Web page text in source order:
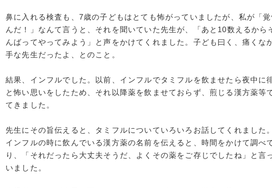
鼻に入れる検査も、7歳の子どもはとても怖がっていましたが、私が「
んだ！」なんて言うと、それを聞いていた先生が、「あと10数えるから
んばってやってみよう」と声をかけてくれました。子ども曰く、痛くな
手な先生だったよ、とのこと。
結果、インフルでした。以前、インフルでタミフルを飲ませたら夜中に
と怖い思いをしたため、それ以降薬を飲ませておらず、煎じる漢方薬等
てきました。
先生にその旨伝えると、タミフルについていろいろお話してくれました
インフルの時に飲んでいる漢方薬の名前を伝えると、時間をかけて調べ
り、「それだったら大丈夫そうだ、よくその薬をご存じでしたね」と言
いました。